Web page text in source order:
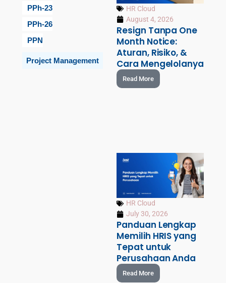
PPh-23
PPh-26
PPN
Project Management
HR Cloud
August 4, 2026
Resign Tanpa One
Month Notice:
Aturan, Risiko, &
Cara Mengelolanya
Read More
HR Cloud
July 30, 2026
Panduan Lengkap
Memilih HRIS yang
Tepat untuk
Perusahaan Anda
Read More